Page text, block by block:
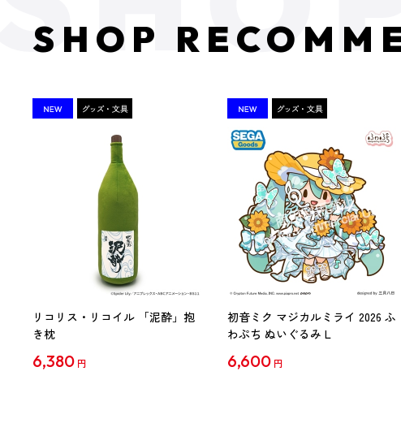
SHOP
リコリス・リコイル 「泥酔」抱
き枕
6,380 円
初音ミク マジカルミライ 2026 ふ
わぷち ぬいぐるみ L
6,600 円